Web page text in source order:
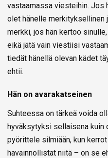
vastaamassa viesteihin. Jos
olet hänelle merkityksellinen
merkki, jos hän kertoo
eikä jätä vain viestiisi
tiedät hänellä olevan kädet
ehtii.
Hän on avarakatseinen
Suhteessa on tärkeä voida
hyväksytyksi sellaisena kuin
pyörittele silmiään, kun
havainnollistat niitä – on se